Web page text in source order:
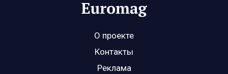
О проекте
Контакты
Реклама